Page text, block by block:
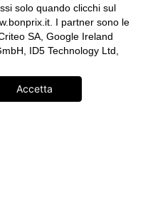
solo quando clicchi sul
I partner sono le
SA, Google Ireland
ID5 Technology Ltd,
House GmbH, TikTok
Ulteriori informazioni sul
cookie
Accetta